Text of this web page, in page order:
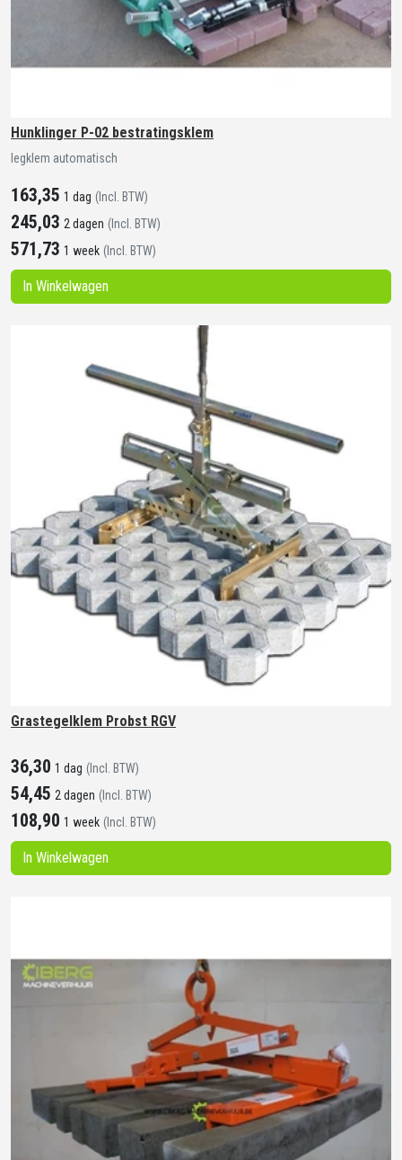
Hunklinger P-02 bestratingsklem
legklem automatisch
163,35 1 dag (Incl. BTW)
245,03 2 dagen (Incl. BTW)
571,73 1 week (Incl. BTW)
In Winkelwagen
Grastegelklem Probst RGV
36,30 1 dag (Incl. BTW)
54,45 2 dagen (Incl. BTW)
108,90 1 week (Incl. BTW)
In Winkelwagen